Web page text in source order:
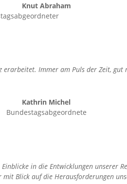
Knut Abraham
erarbeitet. Immer am Puls der Zeit, gut
Kathrin Michel
Bundestagsabgeordnete
in die Entwicklungen unserer
mit Blick auf die Herausforderungen